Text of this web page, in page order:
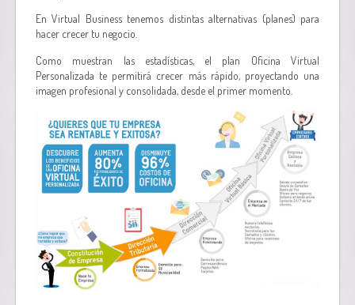
En Virtual Business tenemos distintas alternativas (planes) para
hacer crecer tu negocio.
Como muestran las estadísticas, el plan Oficina Virtual
Personalizada te permitirá crecer más rápido, proyectando una
imagen profesional y consolidada, desde el primer momento.